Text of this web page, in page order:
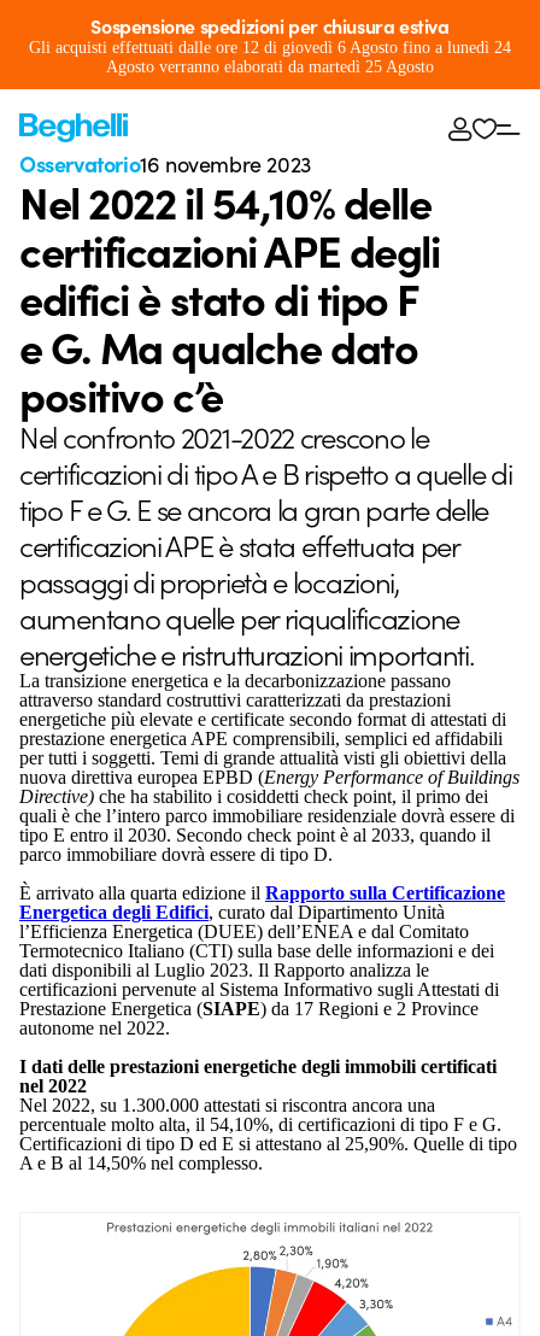
Sospensione spedizioni per chiusura estiva
Gli acquisti effettuati dalle ore 12 di giovedì 6 Agosto fino a lunedì 24
Agosto verranno elaborati da martedì 25 Agosto
Osservatorio16 novembre 2023
Nel 2022 il 54,10% delle
certificazioni APE degli
edifici è stato di tipo F
e G. Ma qualche dato
positivo c’è
Nel confronto 2021-2022 crescono le
certificazioni di tipo A e B rispetto a quelle di
tipo F e G. E se ancora la gran parte delle
certificazioni APE è stata effettuata per
passaggi di proprietà e locazioni,
aumentano quelle per riqualificazione
energetiche e ristrutturazioni importanti.
La transizione energetica e la decarbonizzazione passano
attraverso standard costruttivi caratterizzati da prestazioni
energetiche più elevate e certificate secondo format di attestati di
prestazione energetica APE comprensibili, semplici ed affidabili
per tutti i soggetti. Temi di grande attualità visti gli obiettivi della
nuova direttiva europea EPBD (Energy Performance of Buildings
Directive) che ha stabilito i cosiddetti check point, il primo dei
quali è che l’intero parco immobiliare residenziale dovrà essere di
tipo E entro il 2030. Secondo check point è al 2033, quando il
parco immobiliare dovrà essere di tipo D.
È arrivato alla quarta edizione il Rapporto sulla Certificazione
Energetica degli Edifici, curato dal Dipartimento Unità
l’Efficienza Energetica (DUEE) dell’ENEA e dal Comitato
Termotecnico Italiano (CTI) sulla base delle informazioni e dei
dati disponibili al Luglio 2023. Il Rapporto analizza le
certificazioni pervenute al Sistema Informativo sugli Attestati di
Prestazione Energetica (SIAPE) da 17 Regioni e 2 Province
autonome nel 2022.
I dati delle prestazioni energetiche degli immobili certificati
nel 2022
Nel 2022, su 1.300.000 attestati si riscontra ancora una
percentuale molto alta, il 54,10%, di certificazioni di tipo F e G.
Certificazioni di tipo D ed E si attestano al 25,90%. Quelle di tipo
A e B al 14,50% nel complesso.